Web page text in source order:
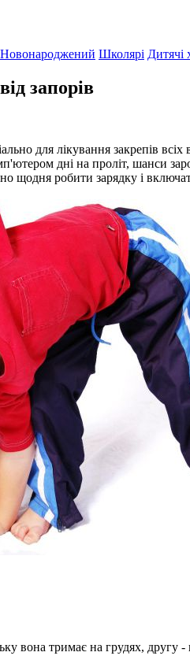
Новонароджений Школярі Дитячі
запорів
для лікування закрепів
дні на проліт, шанси
щодня робити зарядку і
вона тримає на грудях, другу